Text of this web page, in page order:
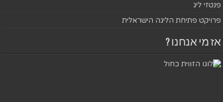
פנטזי ליג
פרויקט פתיחת הליגה הישראלית
אז מי אנחנו ?